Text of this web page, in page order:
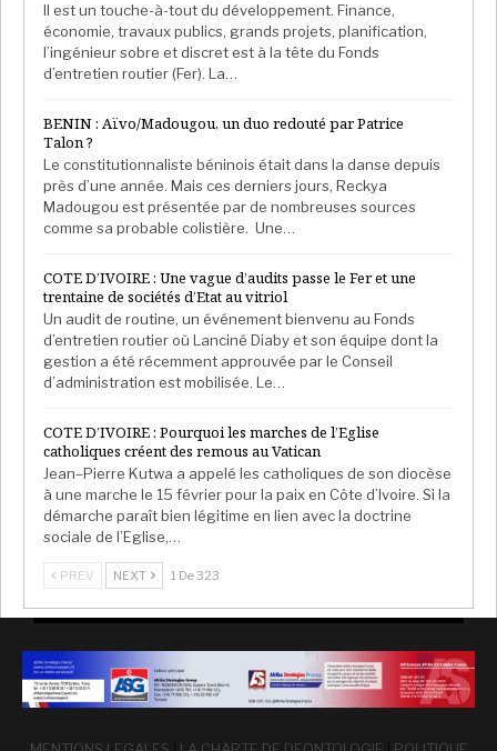
Il est un touche-à-tout du développement. Finance,
économie, travaux publics, grands projets, planification,
l’ingénieur sobre et discret est à la tête du Fonds
d’entretien routier (Fer). La…
BENIN : Aïvo/Madougou, un duo redouté par Patrice
Talon ?
Le constitutionnaliste béninois était dans la danse depuis
près d’une année. Mais ces derniers jours, Reckya
Madougou est présentée par de nombreuses sources
comme sa probable colistière. Une…
COTE D’IVOIRE : Une vague d’audits passe le Fer et une
trentaine de sociétés d’Etat au vitriol
Un audit de routine, un événement bienvenu au Fonds
d’entretien routier où Lanciné Diaby et son équipe dont la
gestion a été récemment approuvée par le Conseil
d’administration est mobilisée. Le…
COTE D’IVOIRE : Pourquoi les marches de l’Eglise
catholiques créent des remous au Vatican
Jean–Pierre Kutwa a appelé les catholiques de son diocèse
à une marche le 15 février pour la paix en Côte d’Ivoire. Si la
démarche paraît bien légitime en lien avec la doctrine
sociale de l’Eglise,…
PREV NEXT 1 De 323